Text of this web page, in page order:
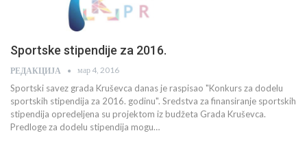
Sportske stipendije za 2016.
РЕДАКЦИЈА мар 4, 2016
Sportski savez grada Kruševca danas je raspisao "Konkurs za dodelu
sportskih stipendija za 2016. godinu". Sredstva za finansiranje sportskih
stipendija opredeljena su projektom iz budžeta Grada Kruševca.
Predloge za dodelu stipendija mogu…